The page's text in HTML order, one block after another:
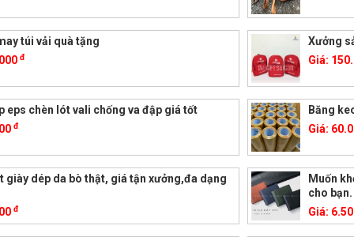
túi vải quà tặng
đ
Xưởng
Giá:
eps chèn lót vali chống va đập giá tốt
đ
Băng
Giá:
giày dép da bò thật, giá tận xưởng,đa dạng
đ
Muốn
cho bạn.
Giá: